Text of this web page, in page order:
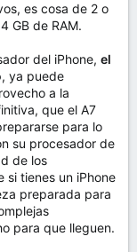
es cosa de 2 o
GB de RAM.
del iPhone, el
, ya puede
a la
que el A7
para lo
su procesador de
de los
si tienes un iPhone
preparada para
para que lleguen.